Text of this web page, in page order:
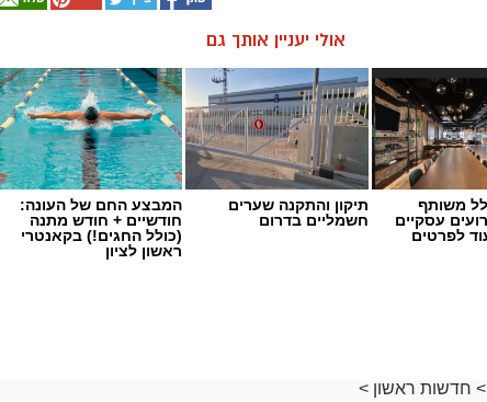
אולי יעניין אותך גם
משותף
עסקיים
לפרטים
תיקון והתקנה שערים
חשמליים בדרום
המבצע החם של העונה:
חודשיים + חודש מתנה
(כולל החגים!) בקאנטרי
ראשון לציון
> חדשות ראשון >